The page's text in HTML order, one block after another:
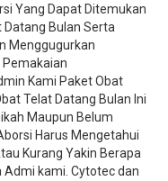
Yang Dapat Ditemukan
Datang Bulan Serta
Menggugurkan
Pemakaian
Kami Paket Obat
Telat Datang Bulan Ini
Maupun Belum
Harus Mengetahui
Kurang Yakin Berapa
Admi kami. Cytotec dan